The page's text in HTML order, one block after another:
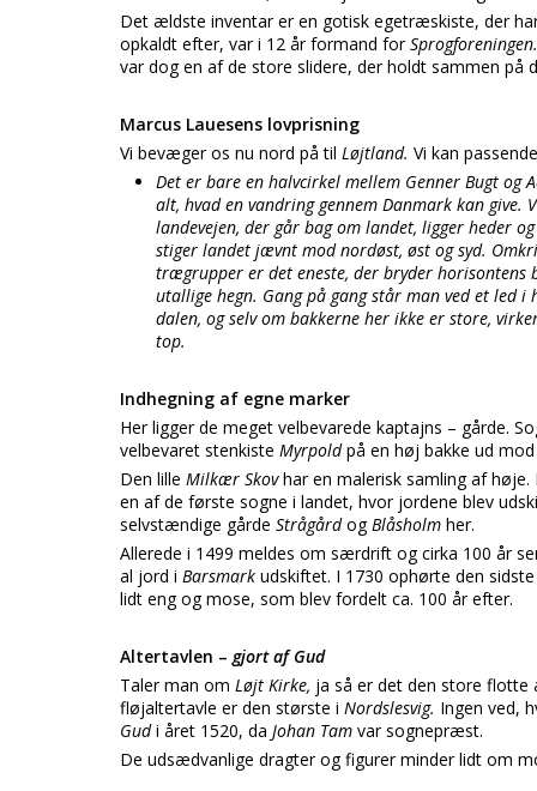
Det ældste inventar er en gotisk egetræskiste, der
opkaldt efter, var i 12 år formand for
var dog en af de store slidere, der holdt sammen på
Marcus Lauesens lovprisning
Vi bevæger os nu nord på til Løjtland. Vi kan
Det er bare en halvcirkel mellem Genner Bugt og
alt, hvad en vandring gennem Danmark kan
landevejen, der går bag om landet, ligger heder
stiger landet jævnt mod nordøst, øst og syd.
trægrupper er det eneste, der bryder horisontens
utallige hegn. Gang på gang står man ved et led
dalen, og selv om bakkerne her ikke er store,
top.
Indhegning af egne marker
Her ligger de meget velbevarede kaptajns – gårde.
velbevaret stenkiste Myrpoldpå en høj bakke ud
Den lille Milkær Skovhar en malerisk samling af
en af de første sogne i landet, hvor jordene blev
selvstændige gårde StrågårdogBlåsholm her.
Allerede i 1499 meldes om særdrift og cirka 100 år
al jord i Barsmark udskiftet. I 1730 ophørte den
lidt eng og mose, som blev fordelt ca. 100 år efter.
Altertavlen – gjort af Gud
Taler man om Løjt Kirke, ja så er det den store flotte
fløjaltertavle er den største i Nordslesvig. Ingen ved,
Gudi året 1520, da Johan Tam var sognepræst.
De udsædvanlige dragter og figurer minder lidt om